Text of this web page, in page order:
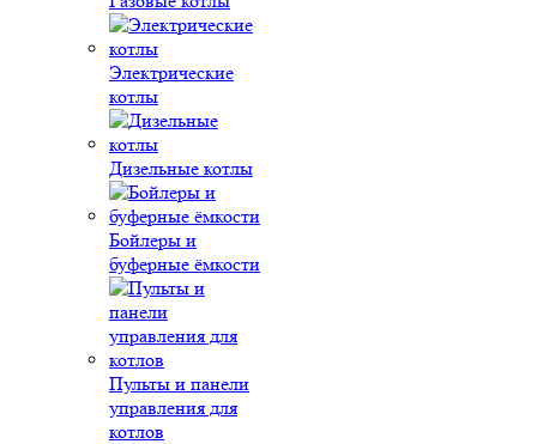
Электрические
котлы
Дизельные котлы
Бойлеры и
буферные ёмкости
Пульты и панели
управления для
котлов